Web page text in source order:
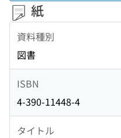
紙
資料種別
図書
ISBN
4-390-11448-4
タイトル